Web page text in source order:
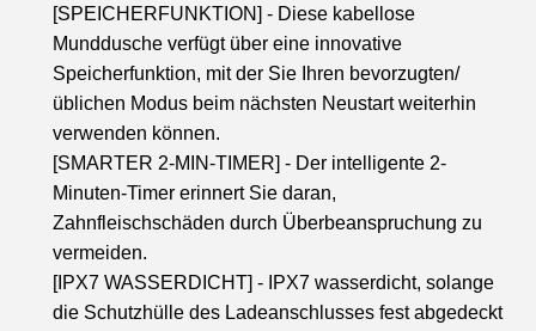
[SPEICHERFUNKTION] - Diese kabellose
Munddusche verfügt über eine innovative
Speicherfunktion, mit der Sie Ihren bevorzugten/
üblichen Modus beim nächsten Neustart weiterhin
verwenden können.
[SMARTER 2-MIN-TIMER] - Der intelligente 2-
Minuten-Timer erinnert Sie daran,
Zahnfleischschäden durch Überbeanspruchung zu
vermeiden.
[IPX7 WASSERDICHT] - IPX7 wasserdicht, solange
die Schutzhülle des Ladeanschlusses fest abgedeckt